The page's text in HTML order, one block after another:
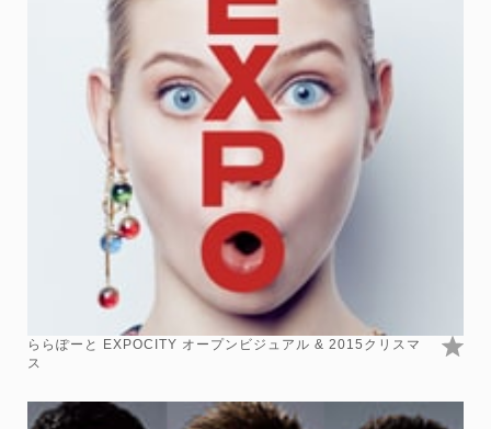
ららぽーと EXPOCITY オープンビジュアル & 2015クリスマ
ス